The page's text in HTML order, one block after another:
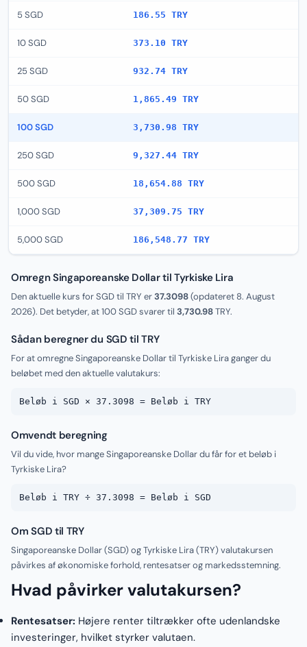
5 SGD 186.55 TRY
10 SGD 373.10 TRY
25 SGD 932.74 TRY
50 SGD 1,865.49 TRY
100 SGD 3,730.98 TRY
250 SGD 9,327.44 TRY
500 SGD 18,654.88 TRY
1,000 SGD 37,309.75 TRY
5,000 SGD 186,548.77 TRY
Omregn Singaporeanske Dollar til Tyrkiske Lira
Den aktuelle kurs for SGD til TRY er37.3098(opdateret 8. August
2026). Det betyder, at 100 SGD svarer til 3,730.98TRY.
Sådan beregner du SGD til TRY
For at omregne Singaporeanske Dollar til Tyrkiske Lira ganger du
beløbet med den aktuelle valutakurs:
Beløb i SGD × 37.3098 = Beløb i TRY
Omvendt beregning
Vil du vide, hvor mange Singaporeanske Dollar du får for et beløb i
Tyrkiske Lira?
Beløb i TRY ÷ 37.3098 = Beløb i SGD
Om SGD til TRY
Singaporeanske Dollar (SGD) og Tyrkiske Lira (TRY) valutakursen
påvirkes af økonomiske forhold, rentesatser og markedsstemning.
Hvad påvirker valutakursen?
Rentesatser: Højere renter tiltrækker ofte udenlandske
investeringer, hvilket styrker valutaen.